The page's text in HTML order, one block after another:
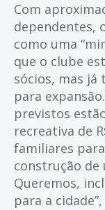
Com
dependentes,
como uma
que o clube
sócios, mas
para
previstos
recreativa de
familiares
construção de
Queremos,
para a